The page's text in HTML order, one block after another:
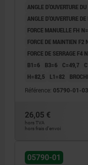
ANGLE D’OUVERTURE
ANGLE D’OUVERTURE
FORCE MANUELLE FH
FORCE DE MAINTIEN F2
FORCE DE SERRAGE F4
B1=6
B3=6 C=49,7
H=82,5
L1=82
Référence: 05790-01-
26,05 €
hors TVA
hors frais d’envoi
05790-01